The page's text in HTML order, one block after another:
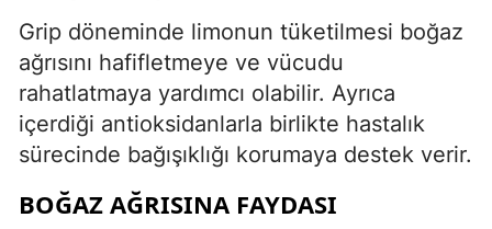
Grip döneminde limonun tüketilmesi boğaz
ağrısını hafifletmeye ve vücudu
rahatlatmaya yardımcı olabilir. Ayrıca
içerdiği antioksidanlarla birlikte hastalık
sürecinde bağışıklığı korumaya destek verir.
BOĞAZ AĞRISINA FAYDASI